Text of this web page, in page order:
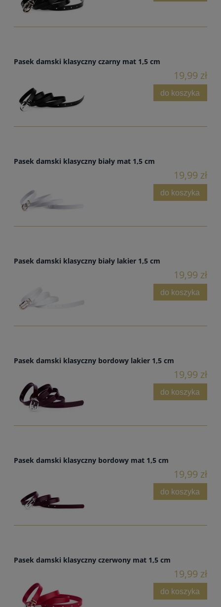
Pasek damski klasyczny czarny mat 1,5 cm
19,99 zł
do koszyka
Pasek damski klasyczny biały mat 1,5 cm
19,99 zł
do koszyka
Pasek damski klasyczny biały lakier 1,5 cm
19,99 zł
do koszyka
Pasek damski klasyczny bordowy lakier 1,5 cm
19,99 zł
do koszyka
Pasek damski klasyczny bordowy mat 1,5 cm
19,99 zł
do koszyka
Pasek damski klasyczny czerwony mat 1,5 cm
19,99 zł
do koszyka